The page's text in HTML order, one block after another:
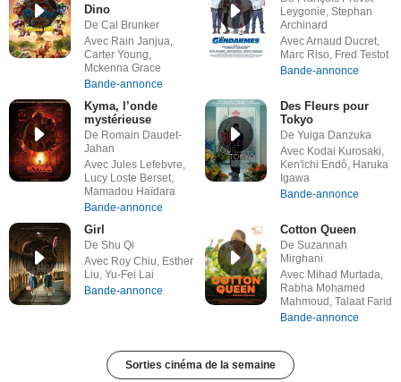
Dino
De Cal Brunker
Avec Rain Janjua,
Carter Young,
Mckenna Grace
Bande-annonce
Leygonie, Stephan
Archinard
Avec Arnaud Ducret,
Marc Riso, Fred Testot
Bande-annonce
Kyma, l’onde
mystérieuse
De Romain Daudet-
Jahan
Avec Jules Lefebvre,
Lucy Loste Berset,
Mamadou Haïdara
Bande-annonce
Des Fleurs pour
Tokyo
De Yuiga Danzuka
Avec Kodai Kurosaki,
Ken'ichi Endô, Haruka
Igawa
Bande-annonce
Girl
De Shu Qi
Avec Roy Chiu, Esther
Liu, Yu-Fei Lai
Bande-annonce
Cotton Queen
De Suzannah
Mirghani
Avec Mihad Murtada,
Rabha Mohamed
Mahmoud, Talaat Farid
Bande-annonce
Sorties cinéma de la semaine